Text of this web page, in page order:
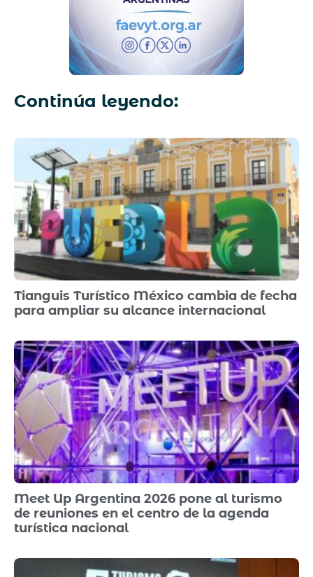
Continúa leyendo:
Tianguis Turístico México cambia de fecha
para ampliar su alcance internacional
Meet Up Argentina 2026 pone al turismo
de reuniones en el centro de la agenda
turística nacional